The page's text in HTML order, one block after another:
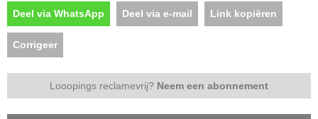
Deel via WhatsApp Deel via e-mail Link kopiëren
Corrigeer
Looopings reclamevrij? Neem een abonnement